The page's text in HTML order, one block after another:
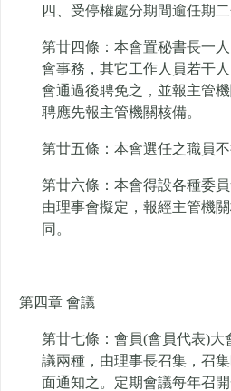
四、受停權處分期間逾任期二
第廿四條：本會置秘書長一
會事務，其它工作人員若干
會通過後聘免之，並報主管
聘應先報主管機關核備。
第廿五條：本會選任之職員不
第廿六條：本會得設各種委
由理事會擬定，報經主管機
同。
第四章 會議
第廿七條：會員(會員代表)大
議兩種，由理事長召集，召
面通知之。定期會議每年召